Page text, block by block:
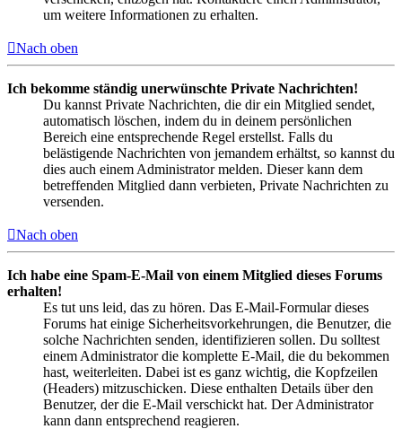
um weitere Informationen zu erhalten.
Nach oben
Ich bekomme ständig unerwünschte Private Nachrichten!
Du kannst Private Nachrichten, die dir ein Mitglied sendet,
automatisch löschen, indem du in deinem persönlichen
Bereich eine entsprechende Regel erstellst. Falls du
belästigende Nachrichten von jemandem erhältst, so kannst du
dies auch einem Administrator melden. Dieser kann dem
betreffenden Mitglied dann verbieten, Private Nachrichten zu
versenden.
Nach oben
Ich habe eine Spam-E-Mail von einem Mitglied dieses Forums
erhalten!
Es tut uns leid, das zu hören. Das E-Mail-Formular dieses
Forums hat einige Sicherheitsvorkehrungen, die Benutzer, die
solche Nachrichten senden, identifizieren sollen. Du solltest
einem Administrator die komplette E-Mail, die du bekommen
hast, weiterleiten. Dabei ist es ganz wichtig, die Kopfzeilen
(Headers) mitzuschicken. Diese enthalten Details über den
Benutzer, der die E-Mail verschickt hat. Der Administrator
kann dann entsprechend reagieren.